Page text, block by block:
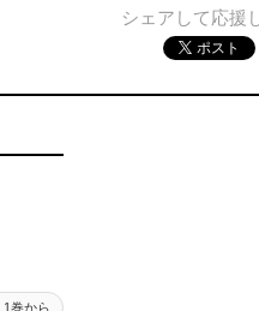
シェアして応援
ポスト
1巻から